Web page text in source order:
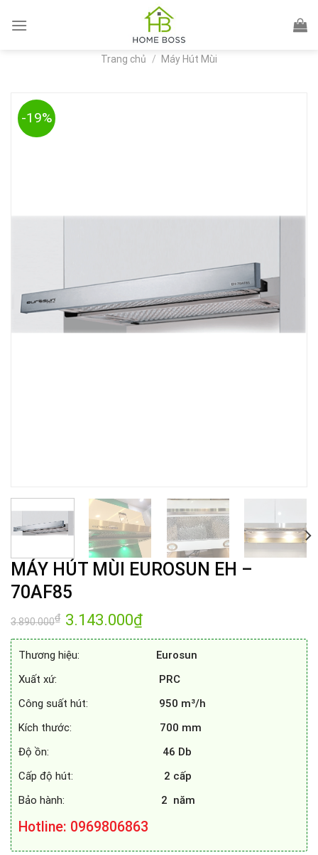
Trang chủ / Máy Hút Mùi
-19%
MÁY HÚT MÙI EUROSUN EH –
70AF85
3.890.000₫ Giá
gốc
là:
3.143.000₫Giá
tại
3.143.000₫.
Thương hiệu:
Eurosun
Xuất xứ:
PRC
Công suất hút:
950 m³/h
Kích thước:
700 mm
Độ ồn: 46 Db
Cấp độ hút: 2 cấp
Bảo hành: 2 năm
Hotline: 0969806863